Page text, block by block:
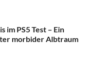
im PS5 Test – Ein
morbider Albtraum